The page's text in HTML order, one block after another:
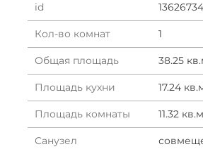
id
Кол-во комнат 1
Общая площадь 38.25
Площадь кухни 17.24
Площадь комнаты 11.32
Санузел